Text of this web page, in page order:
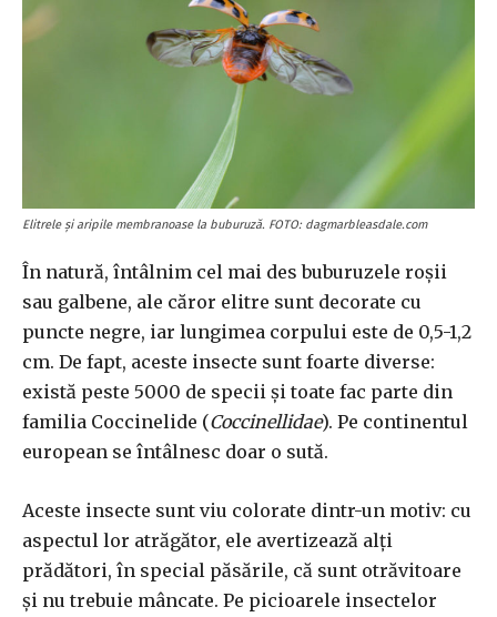
Elitrele și aripile membranoase la buburuză. FOTO: dagmarbleasdale.com
În natură, întâlnim cel mai des buburuzele roșii
sau galbene, ale căror elitre sunt decorate cu
puncte negre, iar lungimea corpului este de 0,5-1,2
cm. De fapt, aceste insecte sunt foarte diverse:
există peste 5000 de specii și toate fac parte din
familia Coccinelide (Coccinellidae). Pe continentul
european se întâlnesc doar o sută.
Aceste insecte sunt viu colorate dintr-un motiv: cu
aspectul lor atrăgător, ele avertizează alți
prădători, în special păsările, că sunt otrăvitoare
și nu trebuie mâncate. Pe picioarele insectelor